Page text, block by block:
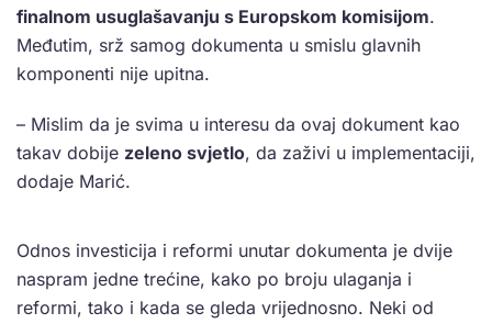
finalnom usuglašavanju s Europskom komisijom.
Međutim, srž samog dokumenta u smislu glavnih
komponenti nije upitna.
– Mislim da je svima u interesu da ovaj dokument kao
takav dobije zeleno svjetlo, da zaživi u implementaciji,
dodaje Marić.
Odnos investicija i reformi unutar dokumenta je dvije
naspram jedne trećine, kako po broju ulaganja i
reformi, tako i kada se gleda vrijednosno. Neki od